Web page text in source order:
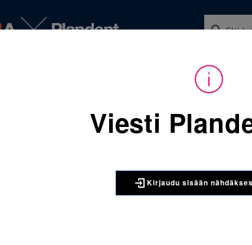
Kirjaudu sisään nähdäksesi hinnat. Tarvitsetko
Viesti
Kirjaudu sisään